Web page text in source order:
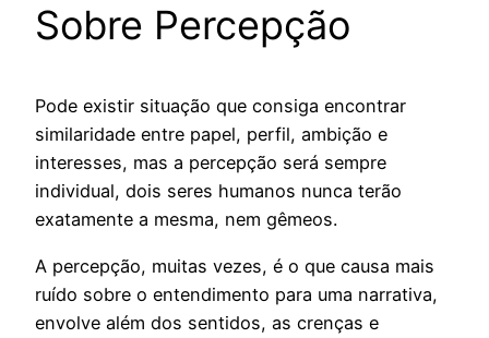
Sobre Percepção
Pode existir situação que consiga encontrar
similaridade entre papel, perfil, ambição e
interesses, mas a percepção será sempre
individual, dois seres humanos nunca terão
exatamente a mesma, nem gêmeos.
A percepção, muitas vezes, é o que causa mais
ruído sobre o entendimento para uma narrativa,
envolve além dos sentidos, as crenças e